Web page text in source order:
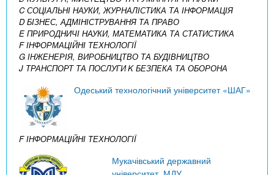
C СОЦІАЛЬНІ НАУКИ, ЖУРНАЛІСТИКА ТА ІНФОРМАЦІЯ
D БІЗНЕС, АДМІНІСТРУВАННЯ ТА ПРАВО
E ПРИРОДНИЧІ НАУКИ, МАТЕМАТИКА ТА СТАТИСТИКА
F ІНФОРМАЦІЙНІ ТЕХНОЛОГІЇ
G ІНЖЕНЕРІЯ, ВИРОБНИЦТВО ТА БУДІВНИЦТВО
J ТРАНСПОРТ ТА ПОСЛУГИK БЕЗПЕКА ТА ОБОРОНА
Одеський технологічний університет «ШАГ»
F ІНФОРМАЦІЙНІ ТЕХНОЛОГІЇ
Мукачівський державний